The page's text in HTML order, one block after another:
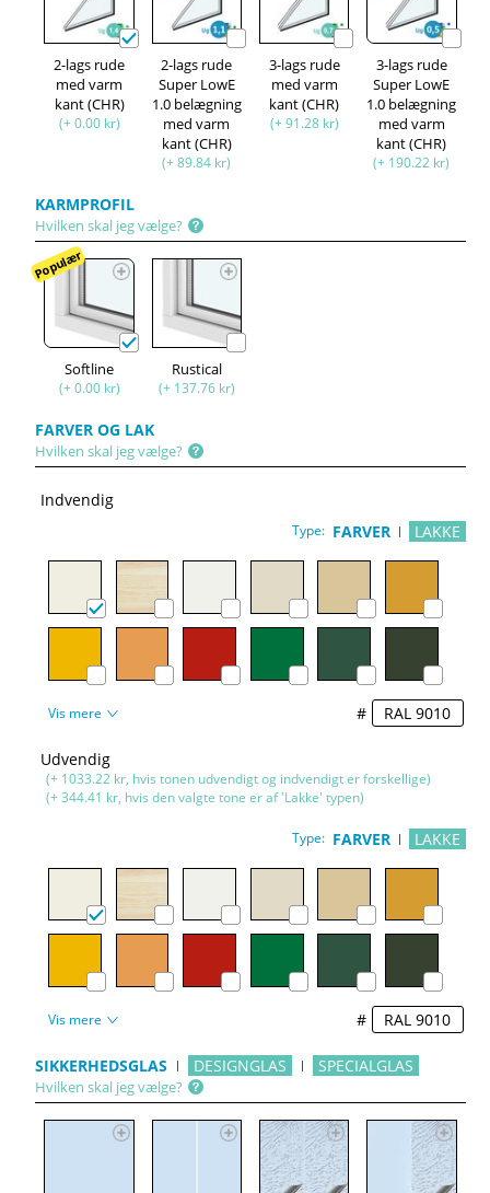
2-lags rude
med varm
kant (CHR)
(+ 0.00 kr)
2-lags rude
Super LowE
1.0 belægning
med varm
kant (CHR)
(+ 89.84 kr)
3-lags rude
med varm
kant (CHR)
(+ 91.28 kr)
3-lags rude
Super LowE
1.0 belægning
med varm
kant (CHR)
(+ 190.22 kr)
KARMPROFIL
Hvilken skal jeg vælge?
Populær
Softline
(+ 0.00 kr)
Rustical
(+ 137.76 kr)
FARVER OG LAK
Hvilken skal jeg vælge?
Indvendig
Type: FARVER LAKKE
Vis mere #
Udvendig
(+ 1033.22 kr, hvis tonen udvendigt og indvendigt er forskellige)
(+ 344.41 kr, hvis den valgte tone er af 'Lakke' typen)
Type: FARVER LAKKE
Vis mere #
SIKKERHEDSGLAS DESIGNGLAS SPECIALGLAS
Hvilken skal jeg vælge?